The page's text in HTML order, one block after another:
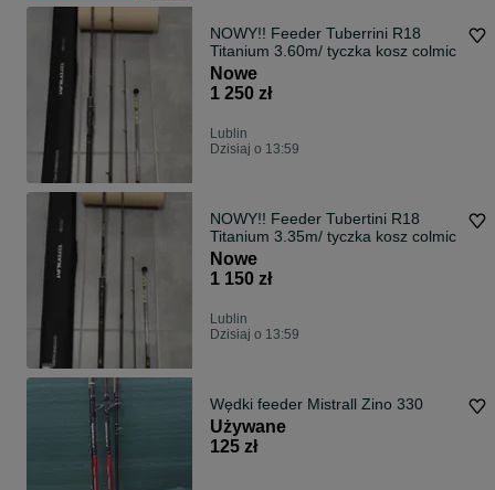
NOWY!! Feeder Tuberrini R18
Titanium 3.60m/ tyczka kosz colmic
Nowe
1 250 zł
Lublin
Dzisiaj o 13:59
NOWY!! Feeder Tubertini R18
Titanium 3.35m/ tyczka kosz colmic
Nowe
1 150 zł
Lublin
Dzisiaj o 13:59
Wędki feeder Mistrall Zino 330
Używane
125 zł